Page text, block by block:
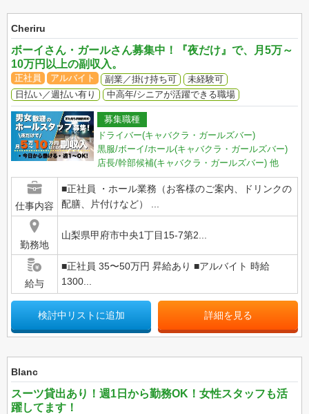
Cheriru
ボーイさん・ガールさん募集中！『夜だけ』で、月5万～
10万円以上の副収入。
正社員 アルバイト 副業／掛け持ち可
未経験可
日払い／週払い有り
中高年/シニアが活躍できる職場
募集職種
ドライバー(キャバクラ・ガールズバー)
黒服/ボーイ/ホール(キャバクラ・ガールズバー)
店長/幹部候補(キャバクラ・ガールズバー) 他
仕事内容
■正社員 ・ホール業務（お客様のご案内、ドリンクの
配膳、片付けなど） ...
勤務地
山梨県甲府市中央1丁目15-7第2...
給与
■正社員 35〜50万円 昇給あり ■アルバイト 時給
1300...
検討中リストに追加 詳細を見る
Blanc
スーツ貸出あり！週1日から勤務OK！女性スタッフも活
躍してます！